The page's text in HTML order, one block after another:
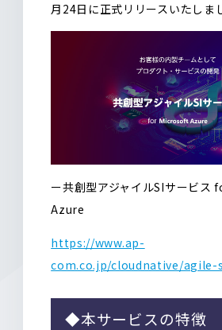
月24日 に正式リリースいたしま
ー共創型アジャイルSIサービ
Azure
https://www.ap-
com.co.jp/cloudnative/agile-
◆本サービスの特徴